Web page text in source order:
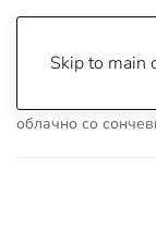
Skip to main
облачно со